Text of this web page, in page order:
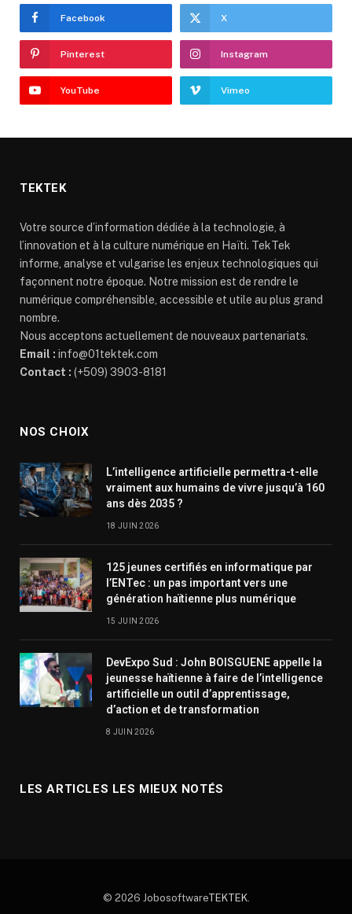
Facebook X
Pinterest Instagram
YouTube Vimeo
TEKTEK
Votre source d’information dédiée à la technologie, à
l’innovation et à la culture numérique en Haïti. TekTek
informe, analyse et vulgarise les enjeux technologiques qui
façonnent notre époque. Notre mission est de rendre le
numérique compréhensible, accessible et utile au plus grand
nombre.
Nous acceptons actuellement de nouveaux partenariats.
Email : info@01tektek.com
Contact : (+509) 3903-8181
NOS CHOIX
L’intelligence artificielle permettra-t-elle
vraiment aux humains de vivre jusqu’à 160
ans dès 2035 ?
18 JUIN 2026
125 jeunes certifiés en informatique par
l’ENTec : un pas important vers une
génération haïtienne plus numérique
15 JUIN 2026
DevExpo Sud : John BOISGUENE appelle la
jeunesse haïtienne à faire de l’intelligence
artificielle un outil d’apprentissage,
d’action et de transformation
8 JUIN 2026
LES ARTICLES LES MIEUX NOTÉS
© 2026 JobosoftwareTEKTEK.